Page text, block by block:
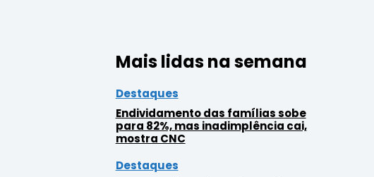
Mais lidas na semana
Destaques
Endividamento das famílias sobe
para 82%, mas inadimplência cai,
mostra CNC
Destaques